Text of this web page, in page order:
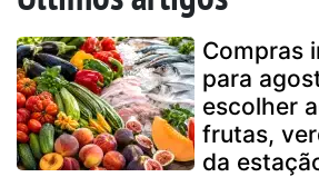
Compras
para
escolher
frutas,
da